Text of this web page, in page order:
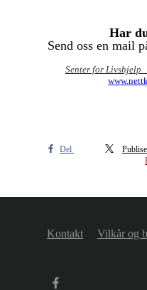
Har
Send oss en mail
Senter for Livshjelp
Del
Kontakt Vilkår og